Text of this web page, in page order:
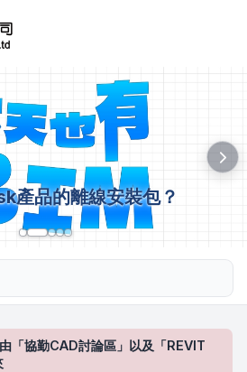
產品的離線安裝包？
協勤CAD討論區」以及「REVIT